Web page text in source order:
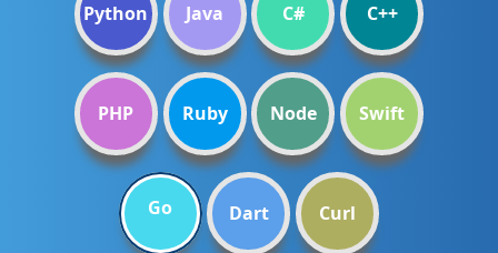
Python Java C# C++
PHP Ruby Node Swift
Go Dart Curl